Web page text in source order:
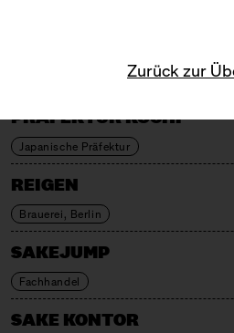
Zurück zur
PRÄFEKTUR KŌCHI
Japanische Präfektur
REIGEN
Brauerei, Berlin
SAKEJUMP
Fachhandel
SAKE KONTOR